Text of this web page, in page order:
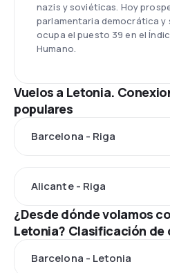
nazis y soviéticas. Hoy
parlamentaria democrática y
ocupa el puesto 39 en el
Humano.
Vuelos a Letonia.
populares
Barcelona - Riga
Alicante - Riga
¿Desde dónde volamos
Letonia? Clasificación de
Barcelona - Letonia